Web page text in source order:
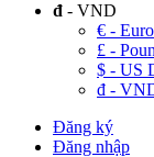
đ - VND
€ - Euro
£ -
$ - US
đ -
Đăng ký
Đăng nhập